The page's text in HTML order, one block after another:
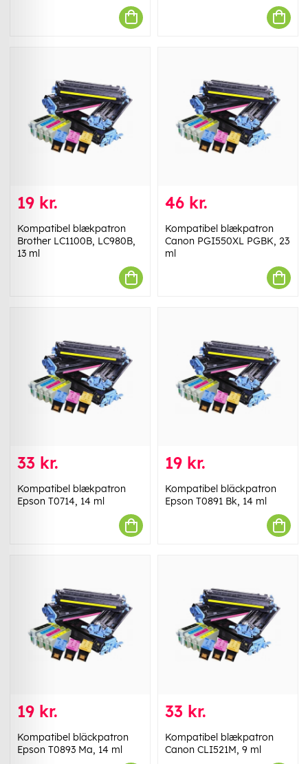
19 kr.
Kompatibel blækpatron
Brother LC1100B, LC980B,
13 ml
46 kr.
Kompatibel blækpatron
Canon PGI550XL PGBK, 23
ml
33 kr.
Kompatibel blækpatron
Epson T0714, 14 ml
19 kr.
Kompatibel bläckpatron
Epson T0891 Bk, 14 ml
19 kr.
Kompatibel bläckpatron
Epson T0893 Ma, 14 ml
33 kr.
Kompatibel blækpatron
Canon CLI521M, 9 ml